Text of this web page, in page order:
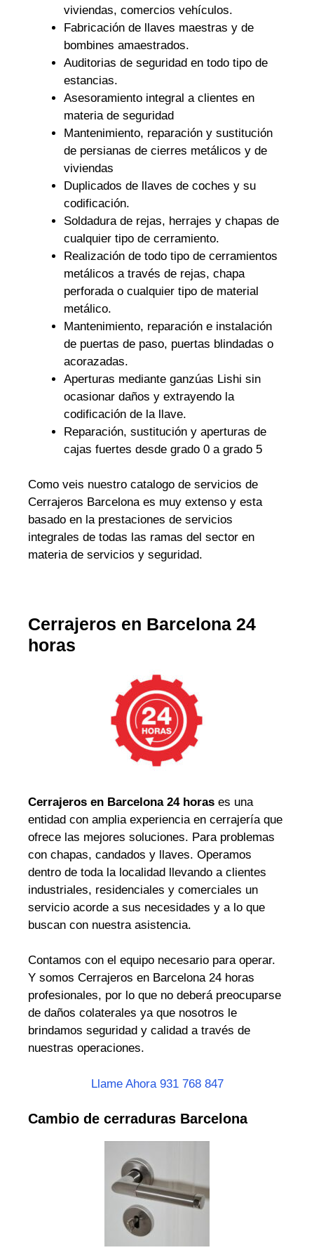
viviendas, comercios vehículos.
Fabricación de llaves maestras y de
bombines amaestrados.
Auditorias de seguridad en todo tipo de
estancias.
Asesoramiento integral a clientes en
materia de seguridad
Mantenimiento, reparación y sustitución
de persianas de cierres metálicos y de
viviendas
Duplicados de llaves de coches y su
codificación.
Soldadura de rejas, herrajes y chapas de
cualquier tipo de cerramiento.
Realización de todo tipo de cerramientos
metálicos a través de rejas, chapa
perforada o cualquier tipo de material
metálico.
Mantenimiento, reparación e instalación
de puertas de paso, puertas blindadas o
acorazadas.
Aperturas mediante ganzúas Lishi sin
ocasionar daños y extrayendo la
codificación de la llave.
Reparación, sustitución y aperturas de
cajas fuertes desde grado 0 a grado 5
Como veis nuestro catalogo de servicios de
Cerrajeros Barcelona es muy extenso y esta
basado en la prestaciones de servicios
integrales de todas las ramas del sector en
materia de servicios y seguridad.
Cerrajeros en Barcelona 24
horas
Cerrajeros en Barcelona 24 horas es una
entidad con amplia experiencia en cerrajería que
ofrece las mejores soluciones. Para problemas
con chapas, candados y llaves. Operamos
dentro de toda la localidad llevando a clientes
industriales, residenciales y comerciales un
servicio acorde a sus necesidades y a lo que
buscan con nuestra asistencia.
Contamos con el equipo necesario para operar.
Y somos Cerrajeros en Barcelona 24 horas
profesionales, por lo que no deberá preocuparse
de daños colaterales ya que nosotros le
brindamos seguridad y calidad a través de
nuestras operaciones.
Llame Ahora 931 768 847
Cambio de cerraduras Barcelona